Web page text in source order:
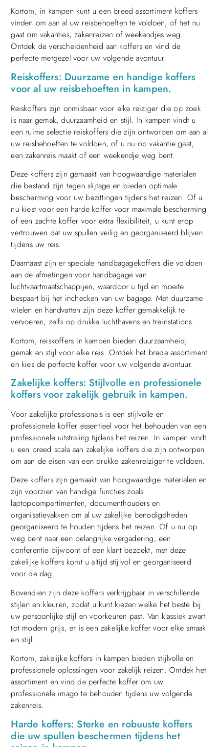
Kortom, in kampen kunt u een breed assortiment koffers
vinden om aan al uw reisbehoeften te voldoen, of het nu
gaat om vakanties, zakenreizen of weekendjes weg.
Ontdek de verscheidenheid aan koffers en vind de
perfecte metgezel voor uw volgende avontuur.
Reiskoffers: Duurzame en handige koffers
voor al uw reisbehoeften in kampen.
Reiskoffers zijn onmisbaar voor elke reiziger die op zoek
is naar gemak, duurzaamheid en stijl. In kampen vindt u
een ruime selectie reiskoffers die zijn ontworpen om aan al
uw reisbehoeften te voldoen, of u nu op vakantie gaat,
een zakenreis maakt of een weekendje weg bent.
Deze koffers zijn gemaakt van hoogwaardige materialen
die bestand zijn tegen slijtage en bieden optimale
bescherming voor uw bezittingen tijdens het reizen. Of u
nu kiest voor een harde koffer voor maximale bescherming
of een zachte koffer voor extra flexibiliteit, u kunt erop
vertrouwen dat uw spullen veilig en georganiseerd blijven
tijdens uw reis.
Daarnaast zijn er speciale handbagagekoffers die voldoen
aan de afmetingen voor handbagage van
luchtvaartmaatschappijen, waardoor u tijd en moeite
bespaart bij het inchecken van uw bagage. Met duurzame
wielen en handvatten zijn deze koffer gemakkelijk te
vervoeren, zelfs op drukke luchthavens en treinstations.
Kortom, reiskoffers in kampen bieden duurzaamheid,
gemak en stijl voor elke reis. Ontdek het brede assortiment
en kies de perfecte koffer voor uw volgende avontuur.
Zakelijke koffers: Stijlvolle en professionele
koffers voor zakelijk gebruik in kampen.
Voor zakelijke professionals is een stijlvolle en
professionele koffer essentieel voor het behouden van een
professionele uitstraling tijdens het reizen. In kampen vindt
u een breed scala aan zakelijke koffers die zijn ontworpen
om aan de eisen van een drukke zakenreiziger te voldoen.
Deze koffers zijn gemaakt van hoogwaardige materialen en
zijn voorzien van handige functies zoals
laptopcompartimenten, documenthouders en
organisatievakken om al uw zakelijke benodigdheden
georganiseerd te houden tijdens het reizen. Of u nu op
weg bent naar een belangrijke vergadering, een
conferentie bijwoont of een klant bezoekt, met deze
zakelijke koffers komt u altijd stijlvol en georganiseerd
voor de dag.
Bovendien zijn deze koffers verkrijgbaar in verschillende
stijlen en kleuren, zodat u kunt kiezen welke het beste bij
uw persoonlijke stijl en voorkeuren past. Van klassiek zwart
tot modern grijs, er is een zakelijke koffer voor elke smaak
en stijl.
Kortom, zakelijke koffers in kampen bieden stijlvolle en
professionele oplossingen voor zakelijk reizen. Ontdek het
assortiment en vind de perfecte koffer om uw
professionele imago te behouden tijdens uw volgende
zakenreis.
Harde koffers: Sterke en robuuste koffers
die uw spullen beschermen tijdens het